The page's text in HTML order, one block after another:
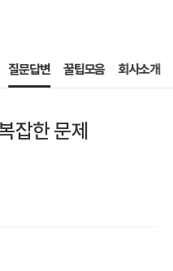
질문답변 꿀팁모음 회사소개
잡한 문제